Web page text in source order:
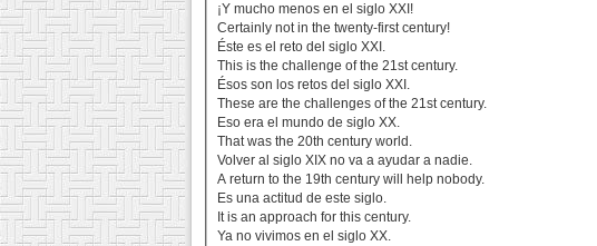
¡Y mucho menos en el siglo XXI!
Certainly not in the twenty-first century!
Éste es el reto del siglo XXI.
This is the challenge of the 21st century.
Ésos son los retos del siglo XXI.
These are the challenges of the 21st century.
Eso era el mundo de siglo XX.
That was the 20th century world.
Volver al siglo XIX no va a ayudar a nadie.
A return to the 19th century will help nobody.
Es una actitud de este siglo.
It is an approach for this century.
Ya no vivimos en el siglo XX.